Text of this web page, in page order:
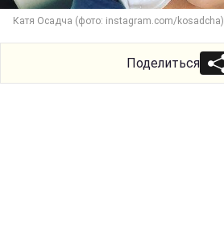
Катя Осадча (фото: instagram.com/kosadcha)
Поделиться